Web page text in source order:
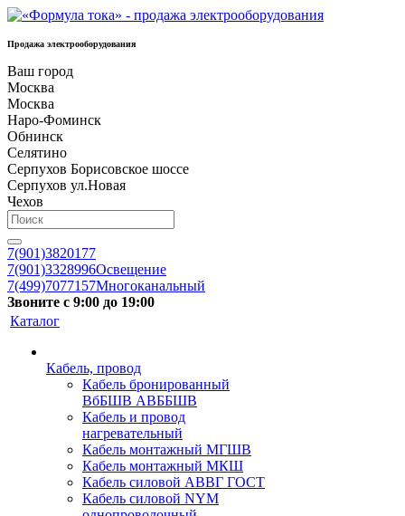
Продажа электрооборудования
Ваш город
Москва
Москва
Наро-Фоминск
Обнинск
Селятино
Серпухов Борисовское шоссе
Серпухов ул.Новая
Чехов
7(901)3820177
7(901)3328996Освещение
7(499)7077157Многоканальный
Звоните с 9:00 до 19:00
Каталог
Кабель, провод
Кабель бронированный
ВбБШВ АВББШВ
Кабель и провод
нагревательный
Кабель монтажный МГШВ
Кабель монтажный МКШ
Кабель силовой АВВГ ГОСТ
Кабель силовой NYM